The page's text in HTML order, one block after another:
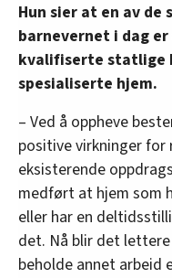
Hun sier at en av
barnevernet i dag
kvalifiserte statlige
spesialiserte hjem.
– Ved å oppheve
positive virkninger
eksisterende
medført at hjem som
eller har en
det. Nå blir det
beholde annet arbeid